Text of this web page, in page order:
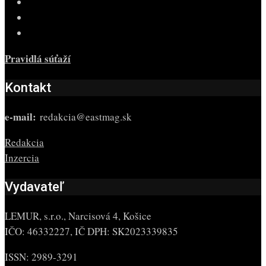
Pravidlá súťaží
Kontakt
e-mail: redakcia@eastmag.sk
Redakcia
Inzercia
Vydavateľ
LEMUR, s.r.o., Narcisová 4, Košice
IČO: 46332227, IČ DPH: SK2023339835
ISSN: 2989-3291